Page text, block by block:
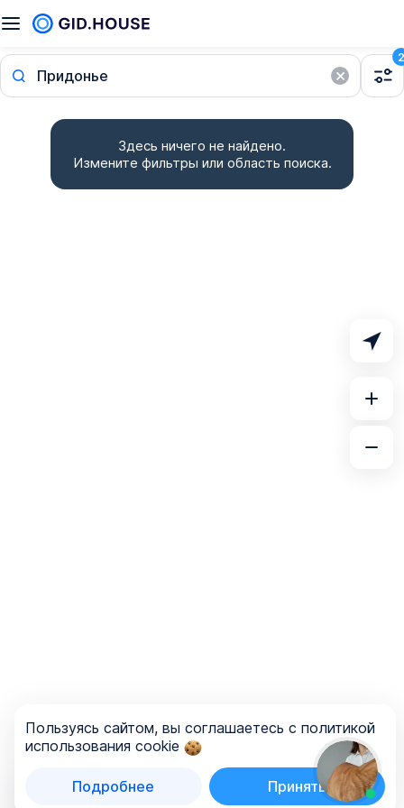
Придонье
2
Список
Здесь ничего не найдено.
Измените фильтры или область поиска.
Пользуясь сайтом, вы соглашаетесь с политикой
использования cookie
Подробнее Принять